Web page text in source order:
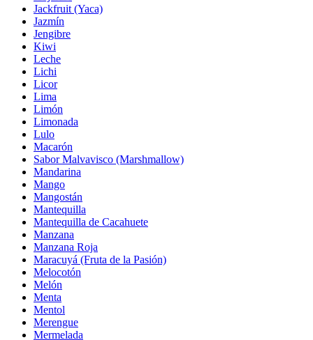
Jackfruit (Yaca)
Jazmín
Jengibre
Kiwi
Leche
Lichi
Licor
Lima
Limón
Limonada
Lulo
Macarón
Sabor Malvavisco (Marshmallow)
Mandarina
Mango
Mangostán
Mantequilla
Mantequilla de Cacahuete
Manzana
Manzana Roja
Maracuyá (Fruta de la Pasión)
Melocotón
Melón
Menta
Mentol
Merengue
Mermelada